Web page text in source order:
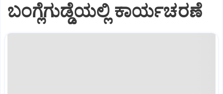
ಬಂಗ್ಲೆಗುಡ್ಡೆಯಲ್ಲಿ ಕಾರ್ಯಚರಣೆ